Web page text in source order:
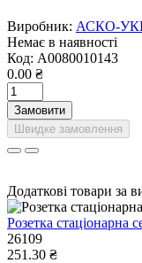
Виробник: АСКО-
Немає в наявності
Код: A0080010143
0.00 ₴
Замовити
Швидке замовлення
Додаткові товари за
Розетка стаціонарна
26109
251.30 ₴